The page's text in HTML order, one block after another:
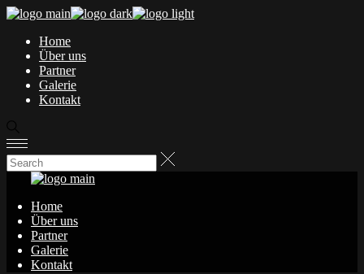
Skip
content
Home
Über uns
Partner
Galerie
Kontakt
Home
Über uns
Partner
Galerie
Kontakt